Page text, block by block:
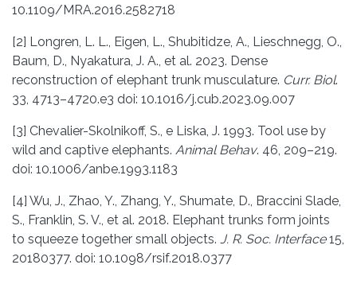
10.1109/MRA.2016.2582718
[2] Longren, L. L., Eigen, L., Shubitidze, A., Lieschnegg, O.,
Baum, D., Nyakatura, J. A., et al. 2023. Dense
reconstruction of elephant trunk musculature. Curr. Biol.
33, 4713–4720.e3 doi: 10.1016/j.cub.2023.09.007
[3] Chevalier-Skolnikoff, S., e Liska, J. 1993. Tool use by
wild and captive elephants. Animal Behav. 46, 209–219.
doi: 10.1006/anbe.1993.1183
[4] Wu, J., Zhao, Y., Zhang, Y., Shumate, D., Braccini Slade,
S., Franklin, S. V., et al. 2018. Elephant trunks form joints
to squeeze together small objects. J. R. Soc. Interface15,
20180377. doi: 10.1098/rsif.2018.0377